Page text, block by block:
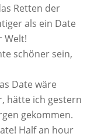
Retten der
als ein Date
Welt!
schöner sein,
Date wäre
hätte ich gestern
gekommen.
Half an hour